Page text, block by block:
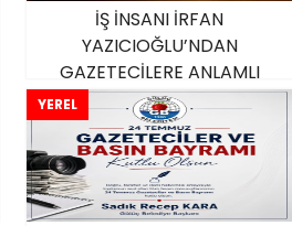
İŞ İNSANI İRFAN
YAZICIOĞLU’NDAN
GAZETECİLERE ANLAMLI
ZİYARET
YEREL